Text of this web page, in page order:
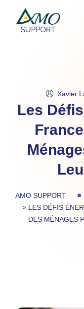
content
Xavier
Les
AMO SUPPORT
> LES DÉFIS
DES MÉNAGES